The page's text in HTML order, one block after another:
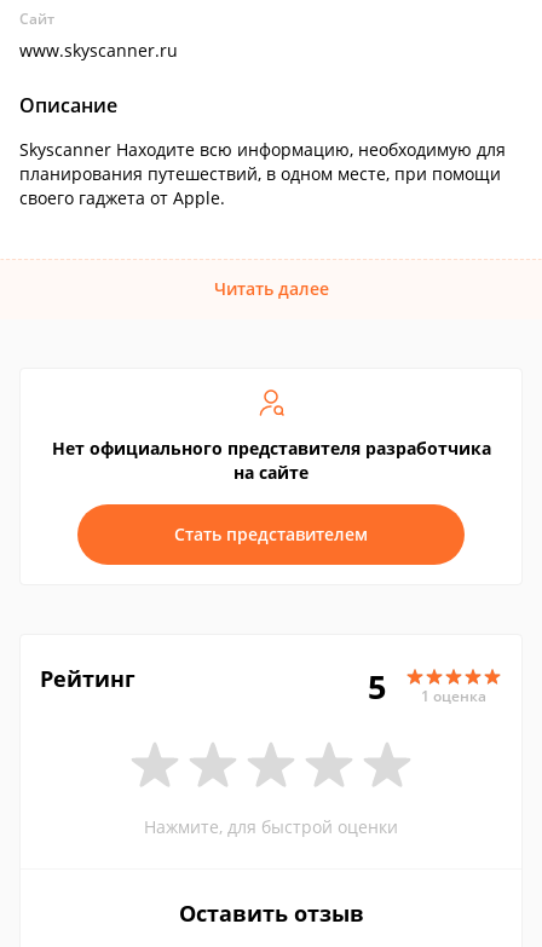
Сайт
www.skyscanner.ru
Описание
Skyscanner Находите всю информацию, необходимую для
планирования путешествий, в одном месте, при помощи
своего гаджета от Apple.
Читать далее
Нет официального представителя разработчика
на сайте
Стать представителем
Рейтинг 5 1 оценка
Нажмите, для быстрой оценки
Оставить отзыв